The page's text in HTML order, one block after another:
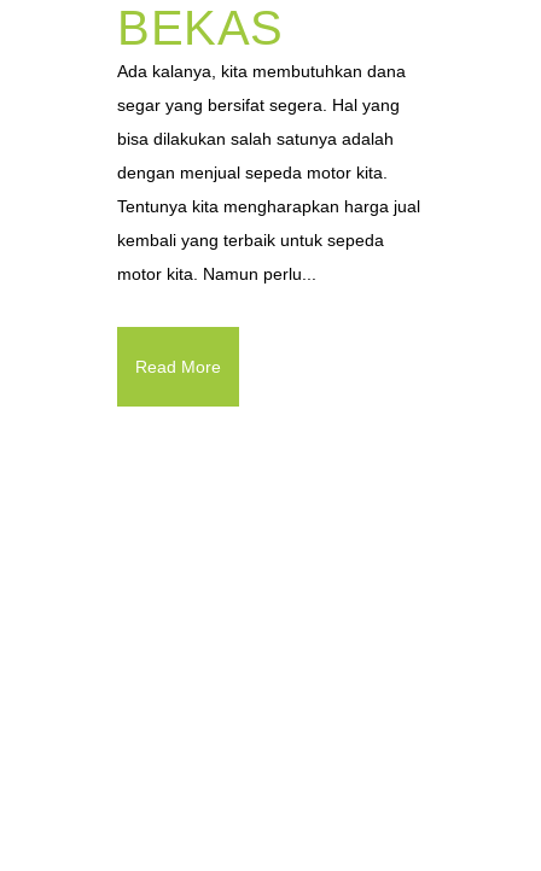
BEKAS
Ada kalanya, kita membutuhkan dana
segar yang bersifat segera. Hal yang
bisa dilakukan salah satunya adalah
dengan menjual sepeda motor kita.
Tentunya kita mengharapkan harga jual
kembali yang terbaik untuk sepeda
motor kita. Namun perlu...
Read More